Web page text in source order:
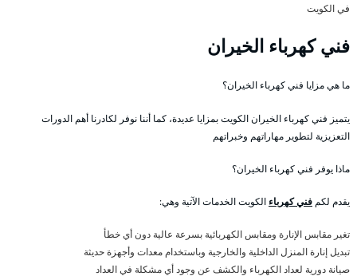
في الكويت
فني كهرباء الخيران
ما هي مزايا فني كهرباء الخيران؟
يتميز فني كهرباء الخيران الكويت بمزايا عديدة، كما أننا نوفر لكادرنا أهم الدورات
التعزيزية لتطوير مهاراتهم وخبراتهم
ماذا يوفر فني كهرباء الخيران؟
يقدم لكم فني كهرباء الكويت الخدمات الآتية وهي:
تغير مقابس الإنارة ومقابس الكهربائية بسرعة عالية دون أي خطأ
تبديل إنارة المنزل الداخلية والخارجية وباستخدام معدات وأجهزة حديثة
صيانة دورية لعداد الكهرباء والكشف عن وجود أي مشكلة في العداد